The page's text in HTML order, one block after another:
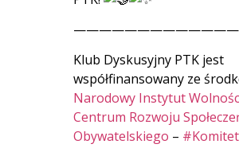
Klub Dyskusyjny PTK jest
współfinansowany ze
Narodowy Instytut
Centrum Rozwoju
Obywatelskiego – #Komitet